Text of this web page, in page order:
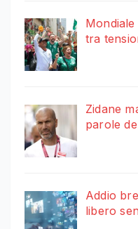
tra
Zidane
parole
Addio
libero